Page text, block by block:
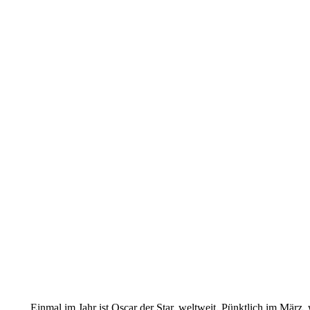
Einmal im Jahr ist Oscar der Star, weltweit. Pünktlich im